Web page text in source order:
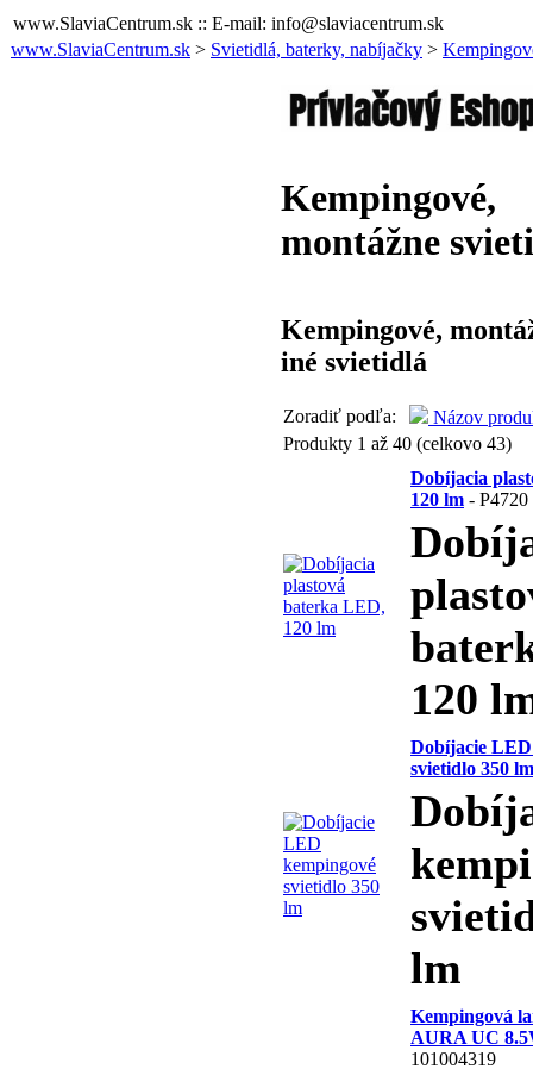
www.SlaviaCentrum.sk :: E-mail: info@slaviacentrum.sk
www.SlaviaCentrum.sk > Svietidlá, baterky, nabíjačky >
Kempingové,
montážne
Kempingové,
iné svietidlá
Zoradiť podľa:
Názov
Produkty 1 až 40 (celkovo 43)
Dobíjacia
120 lm - P4720
120
Dobíjacie
svietidlo 350 lm
lm
Kempingová
AURA UC
101004319